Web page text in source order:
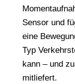
Sensor und
eine
Typ
kann – und
mitliefert.